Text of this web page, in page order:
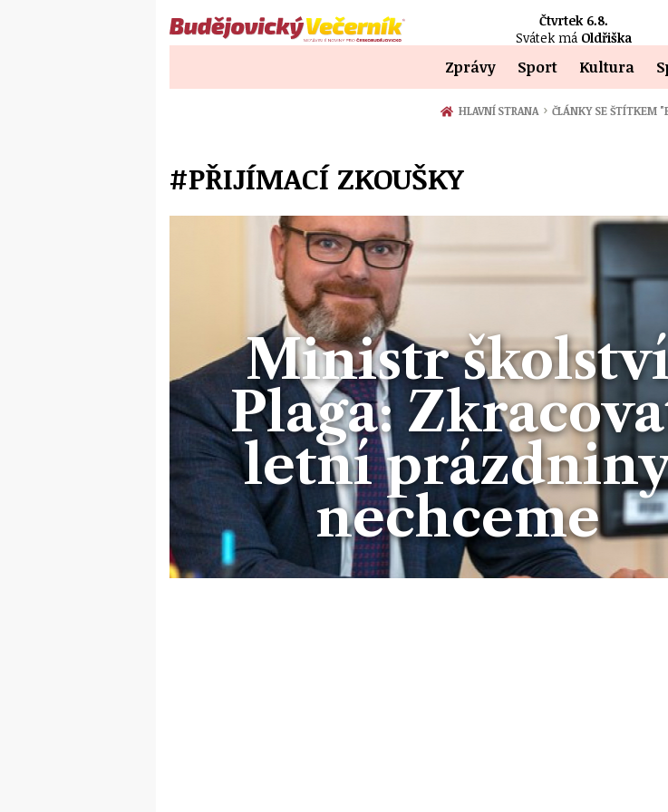
Čtvrtek 6.8.
Svátek má Oldřiška
Zprávy Sport Kultura
HLAVNÍ STRANA › ČLÁNKY SE ŠTÍTKEM
#PŘIJÍMACÍ ZKOUŠKY
Ministr
Plaga:
letní
nechceme